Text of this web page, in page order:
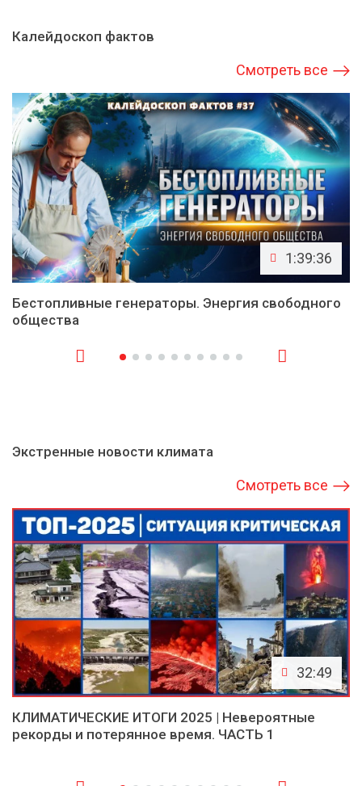
Калейдоскоп фактов
Смотреть все
1:39:36
Бестопливные генераторы. Энергия свободного
общества
Экстренные новости климата
Смотреть все
32:49
КЛИМАТИЧЕСКИЕ ИТОГИ 2025 | Невероятные
рекорды и потерянное время. ЧАСТЬ 1